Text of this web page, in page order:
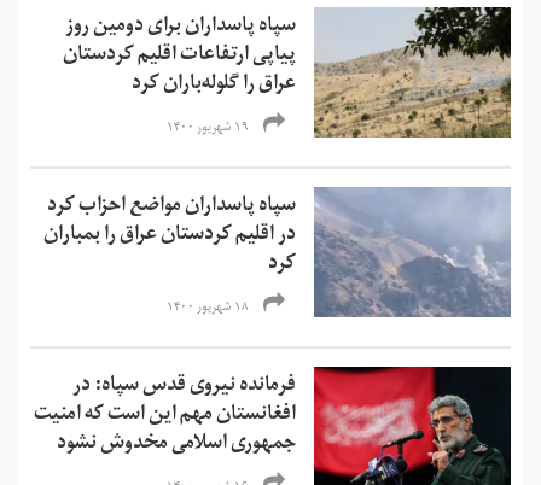
سپاه پاسداران برای دومین روز
پیاپی ارتفاعات اقلیم کردستان
عراق را گلوله‌باران کرد
۱۹ شهریور ۱۴۰۰
سپاه پاسداران مواضع احزاب کرد
در اقلیم کردستان عراق را بمباران
کرد
۱۸ شهریور ۱۴۰۰
فرمانده نیروی قدس سپاه: در
افغانستان مهم این است که امنیت
جمهوری اسلامی مخدوش نشود